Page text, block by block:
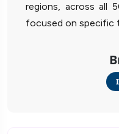
regions, across all
focused on specific